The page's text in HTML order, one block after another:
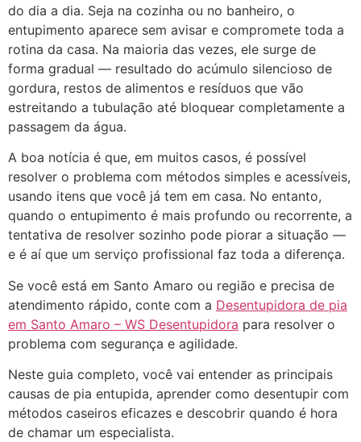
do dia a dia. Seja na cozinha ou no banheiro, o
entupimento aparece sem avisar e compromete toda a
rotina da casa. Na maioria das vezes, ele surge de
forma gradual — resultado do acúmulo silencioso de
gordura, restos de alimentos e resíduos que vão
estreitando a tubulação até bloquear completamente a
passagem da água.
A boa notícia é que, em muitos casos, é possível
resolver o problema com métodos simples e acessíveis,
usando itens que você já tem em casa. No entanto,
quando o entupimento é mais profundo ou recorrente, a
tentativa de resolver sozinho pode piorar a situação —
e é aí que um serviço profissional faz toda a diferença.
Se você está em Santo Amaro ou região e precisa de
atendimento rápido, conte com a Desentupidora de pia
em Santo Amaro – WS Desentupidora para resolver o
problema com segurança e agilidade.
Neste guia completo, você vai entender as principais
causas de pia entupida, aprender como desentupir com
métodos caseiros eficazes e descobrir quando é hora
de chamar um especialista.